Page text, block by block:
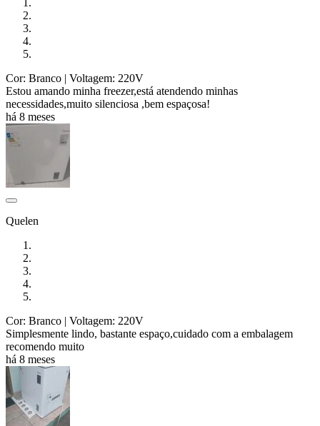
Cor: Branco | Voltagem: 220V
Estou amando minha freezer,está atendendo minhas
necessidades,muito silenciosa ,bem espaçosa!
há 8 meses
Quelen
Cor: Branco | Voltagem: 220V
Simplesmente lindo, bastante espaço,cuidado com a embalagem
recomendo muito
há 8 meses